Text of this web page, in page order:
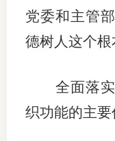
党委和主管
德树人这个根
全面落实
织功能的主要